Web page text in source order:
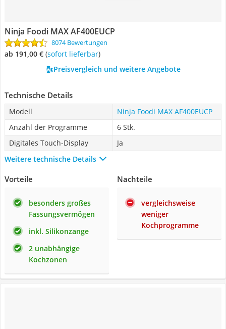
Ninja Foodi MAX AF400EUCP
8074 Bewertungen
ab 191,00 € ( Sofort lieferbar)
Preisvergleich und weitere Angebote
Technische Details
Modell
Ninja Foodi MAX AF400EUCP
Anzahl der Programme
6 Stk.
Digitales Touch-Display
Ja
Weitere technische Details
Vorteile
besonders großes
Fassungsvermögen
inkl. Silikonzange
2 unabhängige
Kochzonen
Nachteile
vergleichsweise
weniger
Kochprogramme